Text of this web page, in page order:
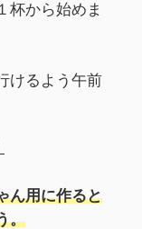
杯から始めま
けるよう午前
ん用に作ると
。